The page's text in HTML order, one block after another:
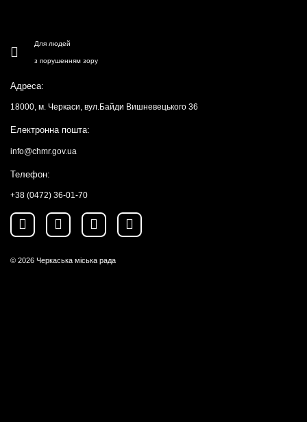
Для людей
з порушенням зору
Адреса:
18000, м. Черкаси, вул.Байди Вишневецького 36
Електронна пошта:
info@chmr.gov.ua
Телефон:
+38 (0472) 36-01-70
© 2026 Черкаська міська рада